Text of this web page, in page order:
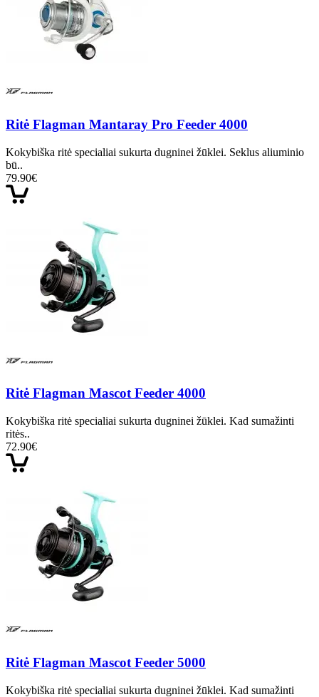
Ritė Flagman Mantaray Pro Feeder 4000
Kokybiška ritė specialiai sukurta dugninei žūklei. Seklus aliuminio
bū..
79.90€
Ritė Flagman Mascot Feeder 4000
Kokybiška ritė specialiai sukurta dugninei žūklei. Kad sumažinti
ritės..
72.90€
Ritė Flagman Mascot Feeder 5000
Kokybiška ritė specialiai sukurta dugninei žūklei. Kad sumažinti